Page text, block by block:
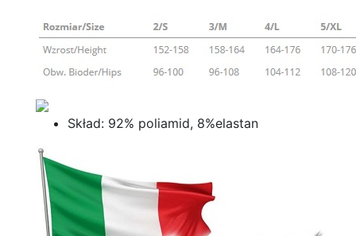
Skład: 92% poliamid, 8%elastan